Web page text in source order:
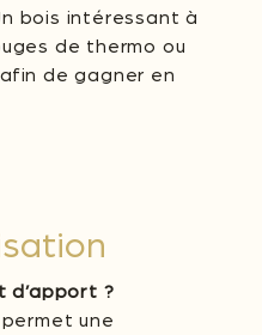
bois intéressant à
de thermo ou
de gagner en
d’apport ?
une